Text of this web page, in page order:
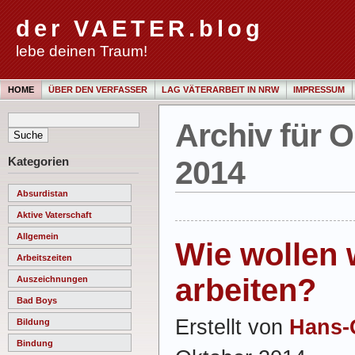
der VAETER.blog
lebe deinen Traum!
HOME ÜBER DEN VERFASSER LAG VÄTERARBEIT IN NRW IMPRESSUM
Kategorien
Absurdistan
Aktive Vaterschaft
Allgemein
Arbeitszeiten
Auszeichnungen
Bad Boys
Bildung
Bindung
Archiv für
2014
Wie wollen
arbeiten?
Erstellt von